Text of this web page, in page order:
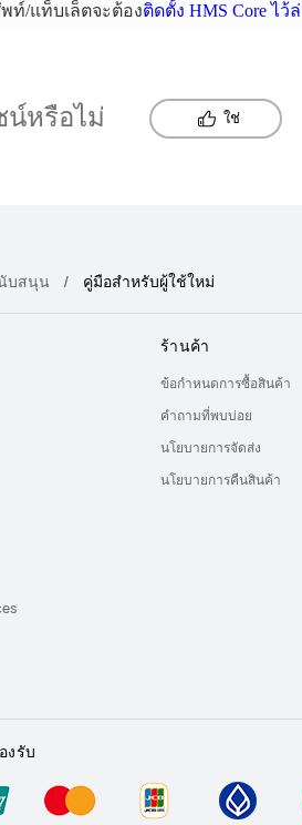
ท์/แท็บเล็ตจะต้องติดตั้ง HMS Core ไว้
น์หรือไม่ ใช่
บสนุน คู่มือสำหรับผู้ใช้ใหม่
ร้านค้า
ข้อกำหนดการซื้อสินค้า
คำถามที่พบบ่อย
นโยบายการจัดส่ง
นโยบายการคืนสินค้า
งรับ